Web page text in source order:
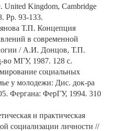
United Kingdom, Cambridge
Pр. 93-133.
Т.П. Концепция
в современной
/ А.И. Донцов, Т.П.
МГУ, 1987. 128 с.
социальных
у молодежи: Дис. док-ра
Фергана: ФерГУ, 1994. 310
и практическая
социализации личности //